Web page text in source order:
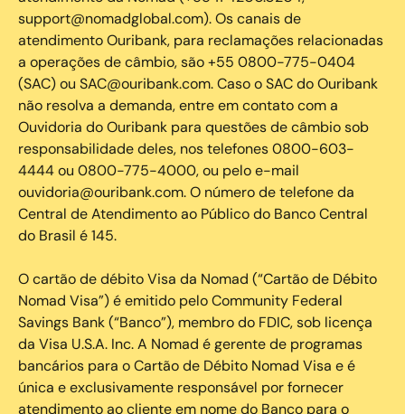
support@nomadglobal.com). Os canais de
atendimento Ouribank, para reclamações relacionadas
a operações de câmbio, são +55 0800-775-0404
(SAC) ou SAC@ouribank.com. Caso o SAC do Ouribank
não resolva a demanda, entre em contato com a
Ouvidoria do Ouribank para questões de câmbio sob
responsabilidade deles, nos telefones 0800-603-
4444 ou 0800-775-4000, ou pelo e-mail
ouvidoria@ouribank.com. O número de telefone da
Central de Atendimento ao Público do Banco Central
do Brasil é 145.
O cartão de débito Visa da Nomad (“Cartão de Débito
Nomad Visa”) é emitido pelo Community Federal
Savings Bank (“Banco”), membro do FDIC, sob licença
da Visa U.S.A. Inc. A Nomad é gerente de programas
bancários para o Cartão de Débito Nomad Visa e é
única e exclusivamente responsável por fornecer
atendimento ao cliente em nome do Banco para o